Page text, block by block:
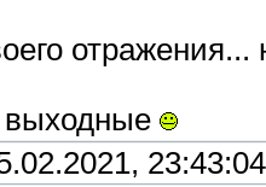
выходные